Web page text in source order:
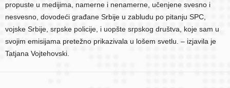
propuste u medijima, namerne i nenamerne, učenjene svesno i
nesvesno, dovodeći građane Srbije u zabludu po pitanju SPC,
vojske Srbije, srpske policije, i uopšte srpskog društva, koje sam u
svojim emisijama pretežno prikazivala u lošem svetlu. – izjavila je
Tatjana Vojtehovski.